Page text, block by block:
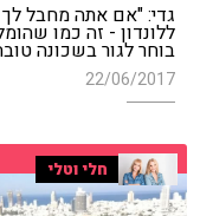
גדי: "אם אתה מחבל לך
ללונדון - זה כמו
בוחר לגור בשכונה
22/06/2017
חלי וטלי